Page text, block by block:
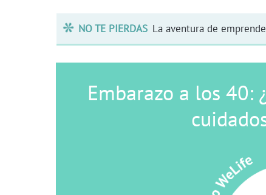
NO TE PIERDAS La aventura de
Embarazo a los 40: